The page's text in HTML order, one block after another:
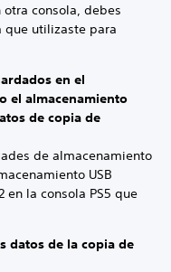
consola, debes
que utilizaste para
en el
el almacenamiento
de copia de
de almacenamiento
USB
en la consola PS5 que
datos de la copia de